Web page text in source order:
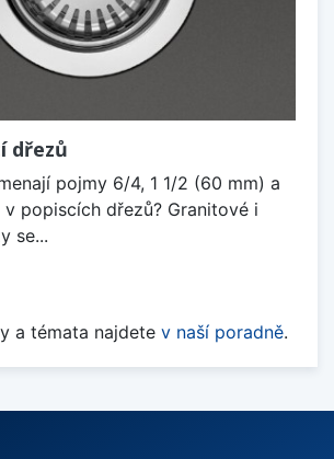
dřezů
pojmy 6/4, 1 1/2 (60 mm) a
popiscích dřezů? Granitové i
se...
a témata najdete v naší poradně.